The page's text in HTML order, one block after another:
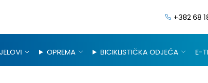
+382 68
OPREMA BICIKLISTIČKA ODJEĆA E-